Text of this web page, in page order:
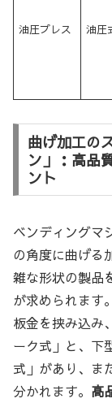
油圧プレス 油圧
曲げ加工の
ン」：高品
ント
ベンディングマ
の角度に曲げる
雑な形状の製品
が求められます
板金を挟み込み
ーク式」と、下
式」があり、ま
分かれます。 高